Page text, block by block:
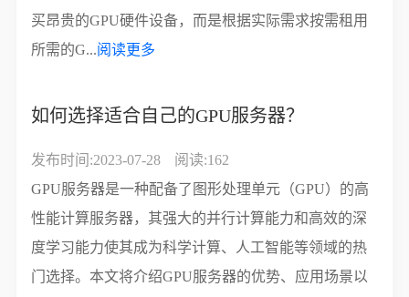
买昂贵的GPU硬件设备，而是根据实际需求按需租用
所需的G...阅读更多
如何选择适合自己的GPU服务器？
发布时间:2023-07-28
阅读:162
GPU服务器是一种配备了图形处理单元（GPU）的高
性能计算服务器，其强大的并行计算能力和高效的深
度学习能力使其成为科学计算、人工智能等领域的热
门选择。本文将介绍GPU服务器的优势、应用场景以